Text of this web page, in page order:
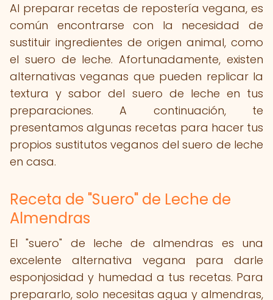
Al preparar recetas de repostería vegana, es
común encontrarse con la necesidad de
sustituir ingredientes de origen animal, como
el suero de leche. Afortunadamente, existen
alternativas veganas que pueden replicar la
textura y sabor del suero de leche en tus
preparaciones. A continuación, te
presentamos algunas recetas para hacer tus
propios sustitutos veganos del suero de leche
en casa.
Receta de "Suero" de Leche de
Almendras
El "suero" de leche de almendras es una
excelente alternativa vegana para darle
esponjosidad y humedad a tus recetas. Para
prepararlo, solo necesitas agua y almendras,